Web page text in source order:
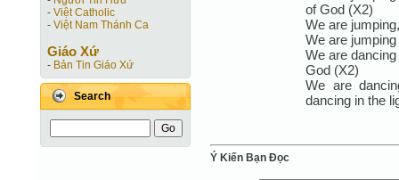
- Việt Catholic
- Việt Nam Thánh Ca
Giáo Xứ
- Bản Tin Giáo Xứ
Search
of God (X2)
We are
We are
We are
God (X2)
We are
dancing in the
Ý Kiến Bạn Ðọc